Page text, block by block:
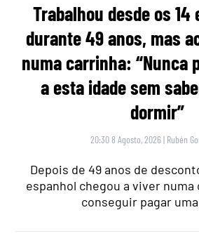
Trabalhou desde os 14
durante 49 anos, mas
numa carrinha: “Nunca
a esta idade sem
dormir”
20:30 8 Agosto, 2026 | Rubén
Depois de 49 anos de
espanhol chegou a viver numa
conseguir pagar